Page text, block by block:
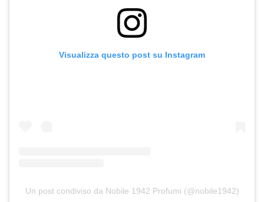
Visualizza questo post su Instagram
Un post condiviso da Nobile 1942 Profumi (@nobile1942)